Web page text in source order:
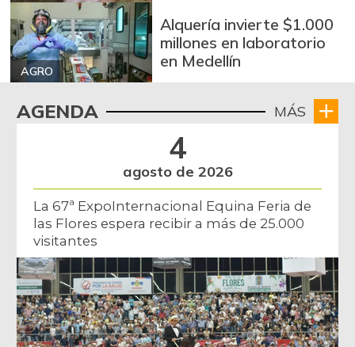
AGRO
Alquería invierte $1.000
millones en laboratorio
en Medellín
AGENDA MÁS
4
agosto de 2026
La 67ª ExpoInternacional Equina Feria de
las Flores espera recibir a más de 25.000
visitantes